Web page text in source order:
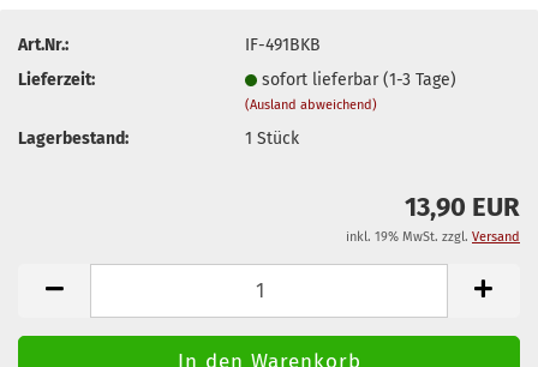
Art.Nr.:
IF-491BKB
Lieferzeit:
sofort lieferbar (1-3 Tage)
(Ausland abweichend)
Lagerbestand: 1Stück
13,90 EUR
inkl. 19% MwSt. zzgl. Versand